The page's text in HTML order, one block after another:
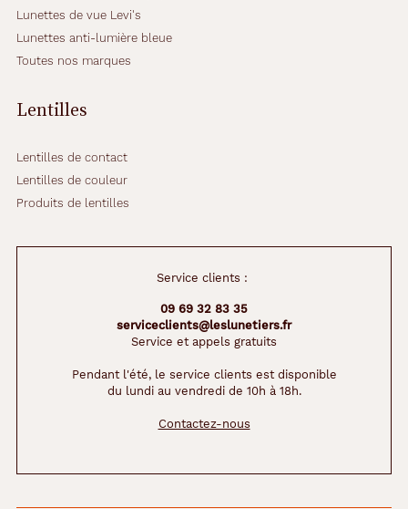
Lunettes de vue Levi's
Lunettes anti-lumière bleue
Toutes nos marques
Lentilles
Lentilles de contact
Lentilles de couleur
Produits de lentilles
Service clients :
09 69 32 83 35
serviceclients@leslunetiers.fr
Service et appels gratuits
Pendant l'été, le service clients est disponible
du lundi au vendredi de 10h à 18h.
Contactez-nous